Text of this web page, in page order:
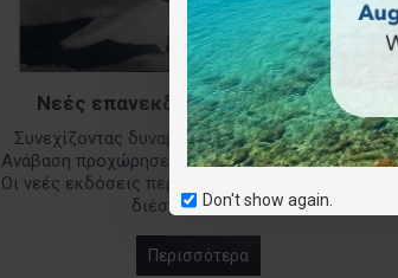
Don't show again.
Νεές επανεκδόσεις χάρτων 2023
Συνεχίζοντας δυναμικά το έργο της το 2023, η
Ανάβαση προχώρησε στην επανέκδοση 6 χαρτών.
Οι νεές εκδόσεις περιέχουν νέες διαδρομές που
διέσχισαν οι πε..
Περισσότερα